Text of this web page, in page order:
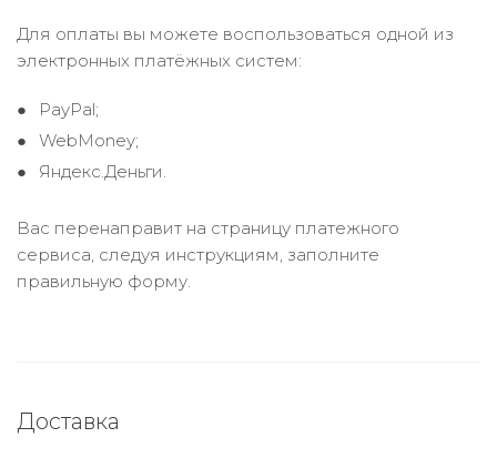
Для оплаты вы можете воспользоваться одной из
электронных платёжных систем:
PayPal;
WebMoney;
Яндекс.Деньги.
Вас перенаправит на страницу платежного
сервиса, следуя инструкциям, заполните
правильную форму.
Доставка